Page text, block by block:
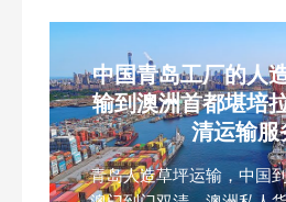
中国青岛工厂的人
输到澳洲首都堪培
清运输服
青岛人造草坪运输，中国